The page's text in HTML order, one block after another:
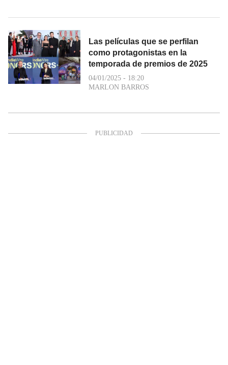
Las películas que se perfilan
como protagonistas en la
temporada de premios de 2025
04/01/2025 - 18:20
MARLON BARROS